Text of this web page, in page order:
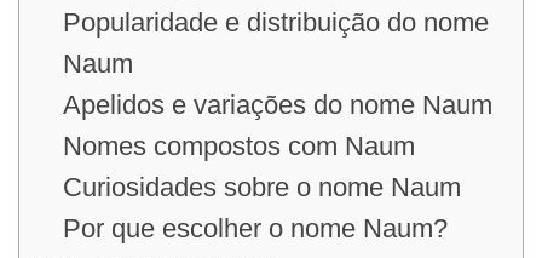
Popularidade e distribuição do nome
Naum
Apelidos e variações do nome Naum
Nomes compostos com Naum
Curiosidades sobre o nome Naum
Por que escolher o nome Naum?